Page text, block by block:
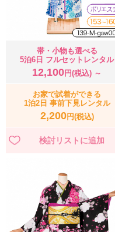
帯・小物も選べる
5泊6日 フルセットレンタル
12,100円(税込) ～
お家で試着ができる
1泊2日 事前下見レンタル
2,200円(税込)